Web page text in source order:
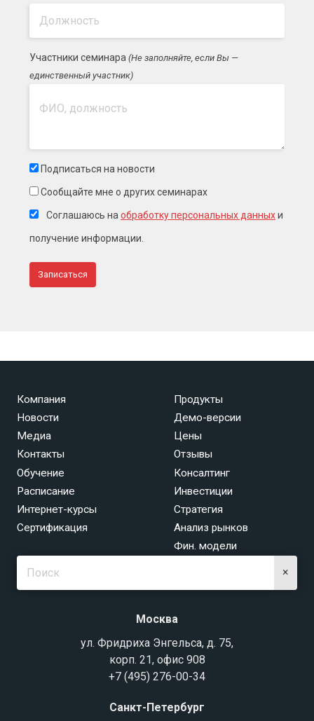
Участники семинара (Не заполняйте, если Вы —
единственный участник)
Подписаться на новости
Сообщайте мне о других семинарах
Соглашаюсь наобработку персональных данныхи
получение информации.
Компания
Новости
Медиа
Контакты
Продукты
Демо-версии
Цены
Отзывы
Обучение
Расписание
Интернет-курсы
Сертификация
Консалтинг
Инвестиции
Стратегия
Анализ рынков
Фин. модели
×
Москва
ул. Фридриха Энгельса, д. 75,
корп. 21, офис 908
+7 (495) 276-00-34
Санкт-Петербург